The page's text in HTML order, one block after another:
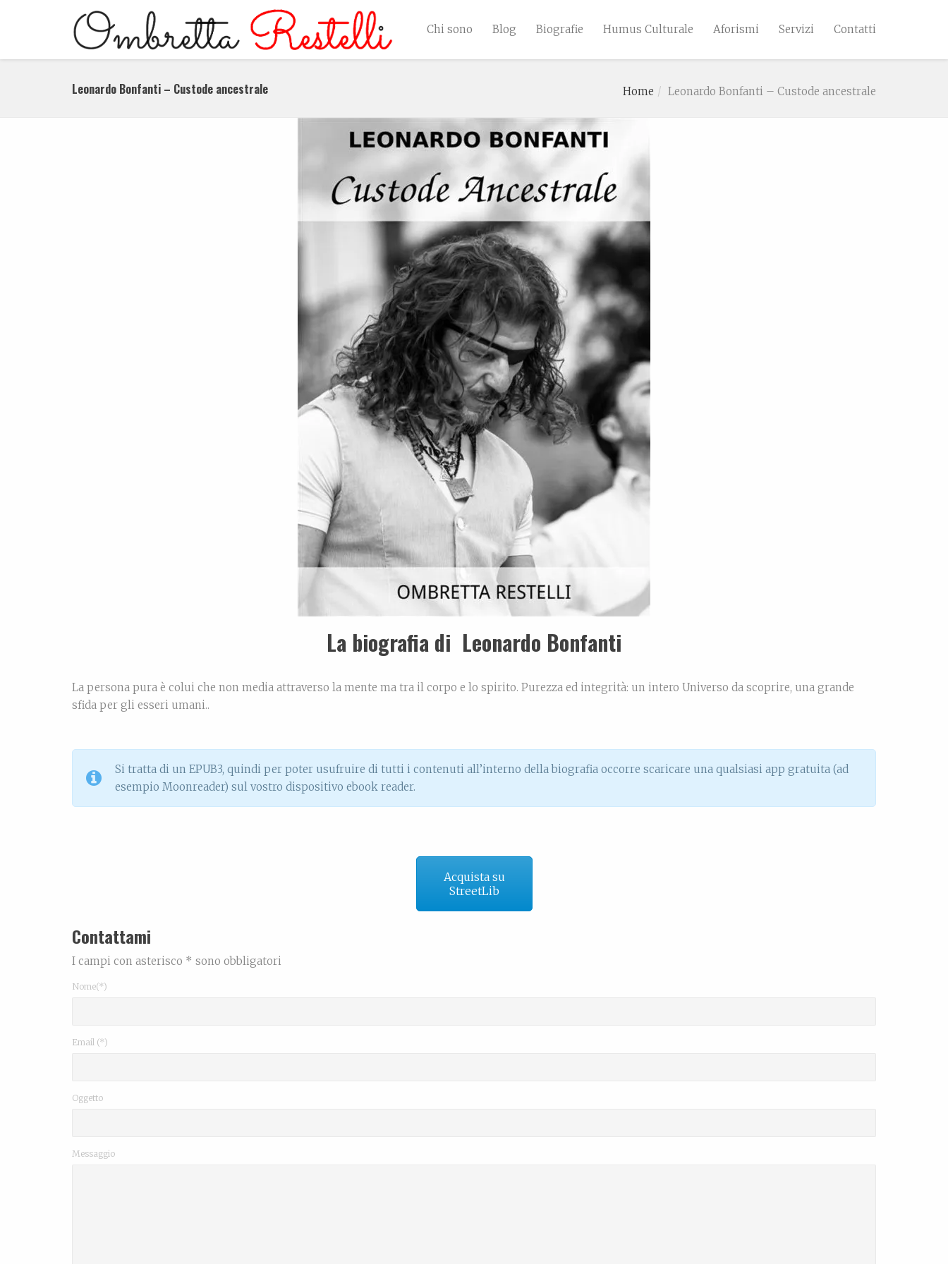
Chi sono Blog Biografie Humus Culturale Aforismi Servizi Contatti
Leonardo Bonfanti – Custode ancestrale Home Leonardo Bonfanti – Custode ancestrale
La biografia di Leonardo Bonfanti
La persona pura è colui che non media attraverso la mente ma tra il corpo e lo spirito. Purezza ed integrità: un intero Universo da scoprire, una grande
sfida per gli esseri umani..
Si tratta di un EPUB3, quindi per poter usufruire di tutti i contenuti all’interno della biografia occorre scaricare una qualsiasi app gratuita (ad
esempio Moonreader) sul vostro dispositivo ebook reader.
Acquista su
StreetLib
Contattami
I campi con asterisco * sono obbligatori
Nome(*)
Email (*)
Oggetto
Messaggio